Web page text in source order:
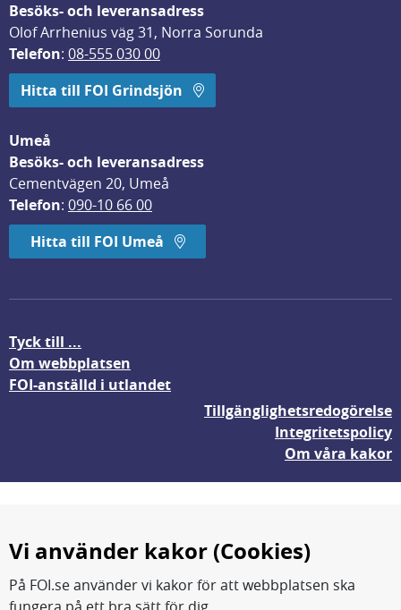
Besöks- och leveransadress
Olof Arrhenius väg 31, Norra Sorunda
Telefon: 08-555 030 00
Hitta till FOI Grindsjön
Umeå
Besöks- och leveransadress
Cementvägen 20, Umeå
Telefon: 090-10 66 00
Hitta till FOI Umeå
Tyck till ...
Om webbplatsen
FOI-anställd i utlandet
Tillgänglighetsredogörelse
Integritetspolicy
Om våra kakor
Vi använder kakor (Cookies)
På FOI.se använder vi kakor för att webbplatsen ska